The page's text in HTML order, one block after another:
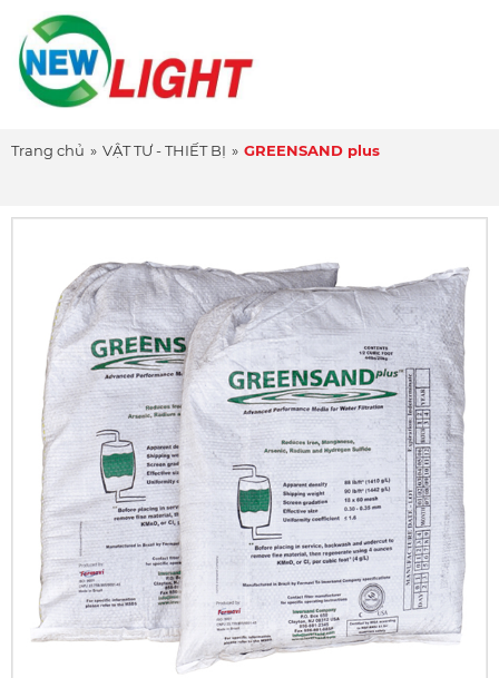
Trang chủ » VẬT TƯ - THIẾT BỊ » GREENSAND plus